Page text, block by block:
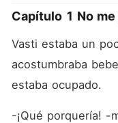
Capítulo 1 No
Vasti estaba un
acostumbraba
estaba ocupado.
-¡Qué porquería! -